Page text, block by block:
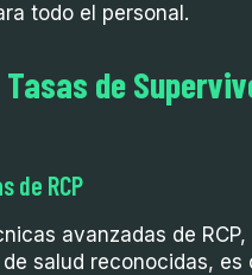
todo el personal.
de
de RCP
avanzadas de
salud reconocidas,